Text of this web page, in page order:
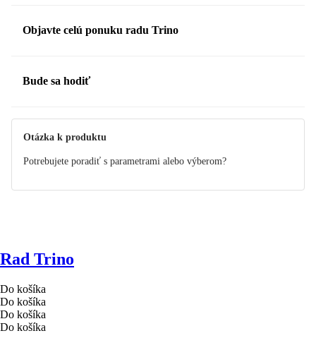
Objavte celú ponuku radu Trino
Bude sa hodiť
Otázka k produktu
Potrebujete poradiť s parametrami alebo výberom?
Rad Trino
Do košíka
Do košíka
Do košíka
Do košíka